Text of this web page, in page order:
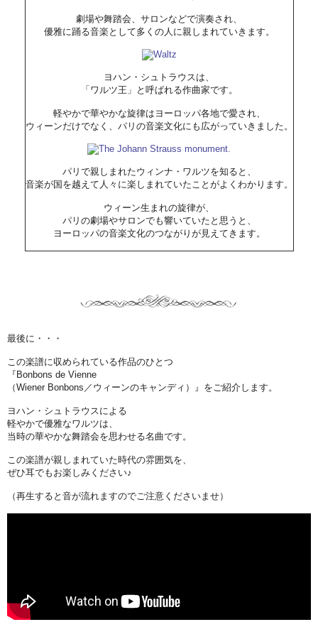
劇場や舞踏会、サロンなどで演奏され、
優雅に踊る音楽として多くの人に親しまれていきます。
ヨハン・シュトラウスは、
「ワルツ王」と呼ばれる作曲家です。
軽やかで華やかな旋律はヨーロッパ各地で愛され、
ウィーンだけでなく、パリの音楽文化にも広がっていきました。
パリで親しまれたウィンナ・ワルツを知ると、
音楽が国を越えて人々に楽しまれていたことがよくわかります。
ウィーン生まれの旋律が、
パリの劇場やサロンでも響いていたと思うと、
ヨーロッパの音楽文化のつながりが見えてきます。
最後に・・・
この楽譜に収められている作品のひとつ
『Bonbons de Vienne
（Wiener Bonbons／ウィーンのキャンディ）』をご紹介します。
ヨハン・シュトラウスによる
軽やかで優雅なワルツは、
当時の華やかな舞踏会を思わせる名曲です。
この楽譜が親しまれていた時代の雰囲気を、
ぜひ耳でもお楽しみください♪
（再生すると音が流れますのでご注意くださいませ）